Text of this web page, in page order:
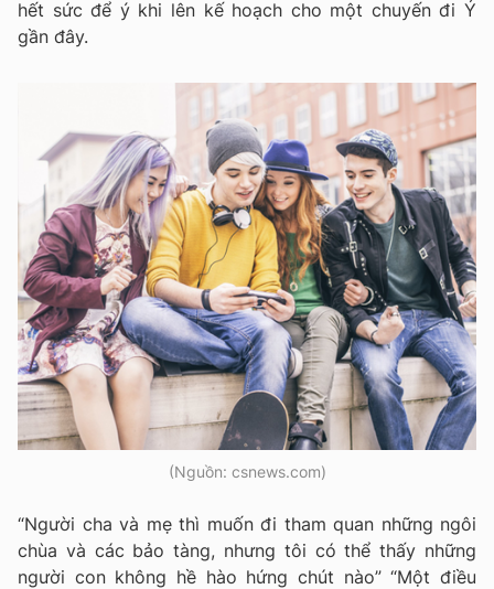
hết sức để ý khi lên kế hoạch cho một chuyến đi Ý
gần đây.
(Nguồn: csnews.com)
“Người cha và mẹ thì muốn đi tham quan những ngôi
chùa và các bảo tàng, nhưng tôi có thể thấy những
người con không hề hào hứng chút nào” “Một điều